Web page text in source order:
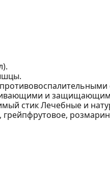
и
стик Лечебные и